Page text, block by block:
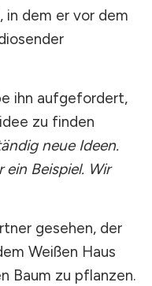
in dem er vor dem
ihn aufgefordert,
zu finden
neue Ideen.
Beispiel. Wir
gesehen, der
Weißen Haus
Baum zu pflanzen.